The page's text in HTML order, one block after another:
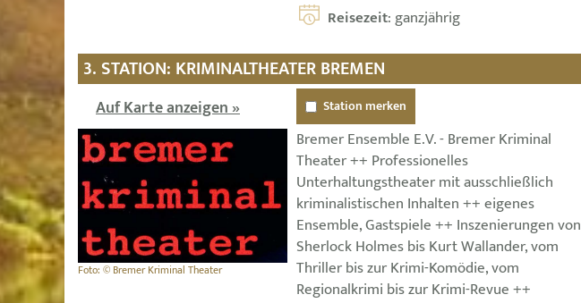
Reisezeit: ganzjährig
3. STATION: KRIMINALTHEATER BREMEN
Auf Karte anzeigen »
Foto: © Bremer Kriminal Theater
Station merken
Bremer Ensemble E.V. - Bremer Kriminal
Theater ++ Professionelles
Unterhaltungstheater mit ausschließlich
kriminalistischen Inhalten ++ eigenes
Ensemble, Gastspiele ++ Inszenierungen von
Sherlock Holmes bis Kurt Wallander, vom
Thriller bis zur Krimi-Komödie, vom
Regionalkrimi bis zur Krimi-Revue ++